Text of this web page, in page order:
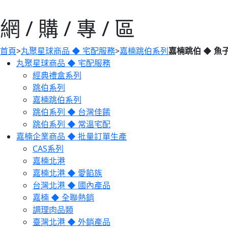
網 / 購 / 專 / 區
首頁>丸聚星球商品 ◆ 宅配服務>嘉楠跳伯系列嘉楠跳伯 ◆ 魚
丸聚星球商品 ◆ 宅配服務
經典禮盒系列
跳伯系列
嘉楠跳伯系列
跳伯系列 ◆ 台灣佳餚
跳伯系列 ◆ 常溫宅配
嘉楠企業商品 ◆ 批量訂單生產
CAS系列
嘉楠北港
嘉楠北港 ◆ 愛餡族
台灣北港 ◆ 國內產品
嘉楠 ◆ 全聯熱銷
調理肉品類
臺灣北港 ◆ 外銷產品